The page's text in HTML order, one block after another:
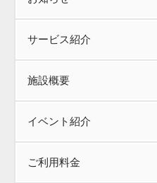
サービス紹介
施設概要
イベント紹介
ご利用料金